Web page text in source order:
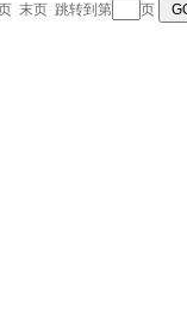
末页跳转到第 页